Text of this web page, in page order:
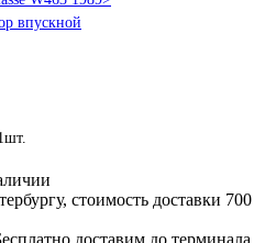
впускной
стоимость доставки 700
доставим до терминала